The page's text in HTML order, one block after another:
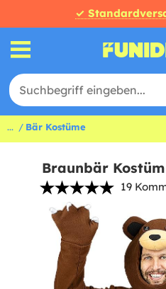
✓
... Bär Kostüme
Braunbär
19